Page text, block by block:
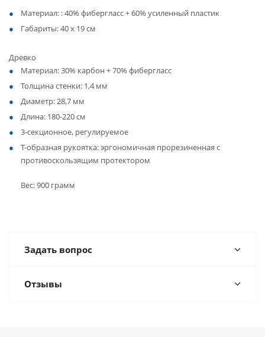
Материал: : 40% фибергласс + 60% усиленный пластик
Габариты: 40 х 19 см
Древко
Материал: 30% карбон + 70% фибергласс
Толщина стенки: 1,4 мм
Диаметр: 28,7 мм
Длина: 180-220 см
3-секционное, регулируемое
Т-образная рукоятка: эргономичная прорезиненная с
противоскользящим протектором
Вес: 900 грамм
Задать вопрос
Отзывы